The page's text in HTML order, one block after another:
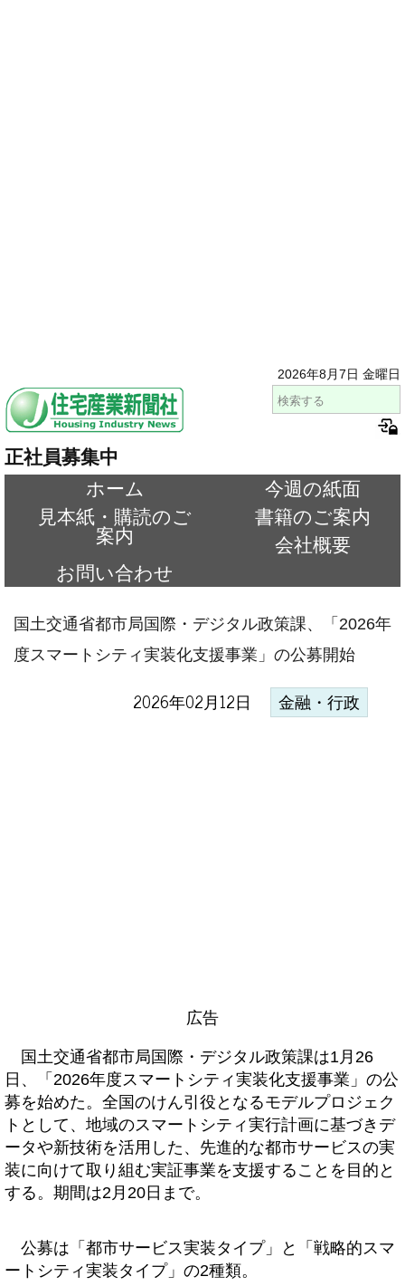
2026年8月7日 金曜日
正社員募集中
ホーム
今週の紙面
見本紙・購読のご
案内
書籍のご案内
会社概要
お問い合わせ
国土交通省都市局国際・デジタル政策課、「2026年
度スマートシティ実装化支援事業」の公募開始
2026年02月12日 金融・行政
広告
国土交通省都市局国際・デジタル政策課は1月26
日、「2026年度スマートシティ実装化支援事業」の公
募を始めた。全国のけん引役となるモデルプロジェク
トとして、地域のスマートシティ実行計画に基づきデ
ータや新技術を活用した、先進的な都市サービスの実
装に向けて取り組む実証事業を支援することを目的と
する。期間は2月20日まで。
公募は「都市サービス実装タイプ」と「戦略的スマ
ートシティ実装タイプ」の2種類。